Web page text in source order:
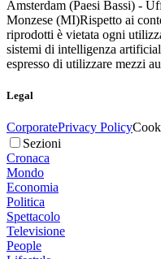
Amsterdam (Paesi Bassi) -
Monzese (MI)Rispetto ai
riprodotti è vietata ogni
sistemi di intelligenza
espresso di utilizzare mezzi
Legal
CorporatePrivacy Policy
Sezioni
Cronaca
Mondo
Economia
Politica
Spettacolo
Televisione
People